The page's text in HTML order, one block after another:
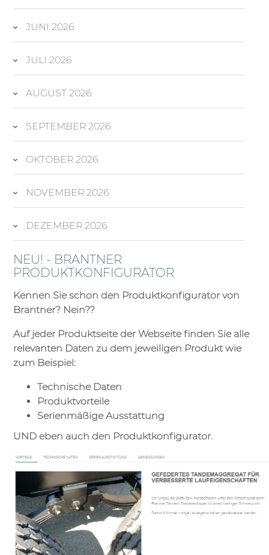
JUNI 2026
JULI 2026
AUGUST 2026
SEPTEMBER 2026
OKTOBER 2026
NOVEMBER 2026
DEZEMBER 2026
NEU! - BRANTNER
PRODUKTKONFIGURATOR
Kennen Sie schon den Produktkonfigurator von
Brantner? Nein??
Auf jeder Produktseite der Webseite finden Sie alle
relevanten Daten zu dem jeweiligen Produkt wie
zum Beispiel:
Technische Daten
Produktvorteile
Serienmäßige Ausstattung
UND eben auch den Produktkonfigurator.